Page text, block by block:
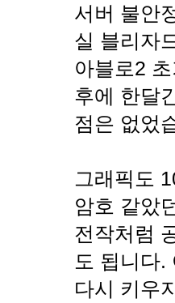
서버 불안
실 블리자
아블로2
후에 한달
점은 없었
그래픽도
암호 같았
전작처럼
도 됩니다.
다시 키우